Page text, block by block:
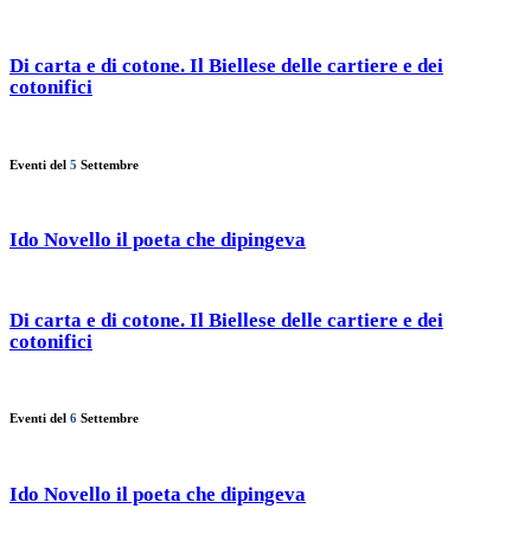
Di carta e di cotone. Il Biellese delle cartiere e dei
cotonifici
Eventi del 5 Settembre
Ido Novello il poeta che dipingeva
Di carta e di cotone. Il Biellese delle cartiere e dei
cotonifici
Eventi del 6 Settembre
Ido Novello il poeta che dipingeva